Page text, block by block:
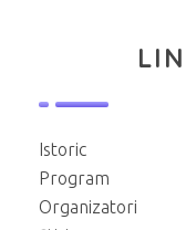
Istoric
Program
Organizatori